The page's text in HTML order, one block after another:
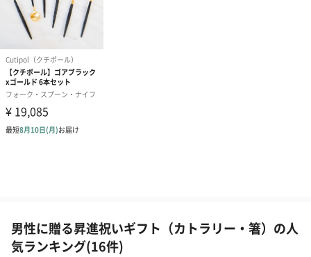
男性に贈る昇進祝いギフト（カトラリー・箸）の人
気ランキング(16件)